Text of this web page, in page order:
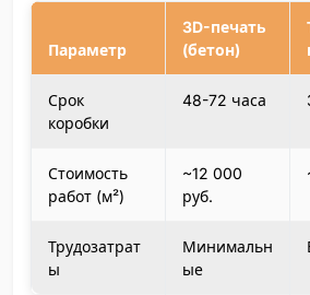
Параметр
3D-печать
(бетон)
Срок
коробки
48-72 часа
Стоимость
работ (м²)
~12 000
руб.
Трудозатрат
ы
Минимальн
ые